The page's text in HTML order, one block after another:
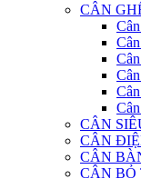
CÂN
CÂN
CÂN
CÂN
CÂN BỎ